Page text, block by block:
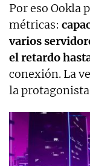
Por eso Ookla
métricas:
varios
el retardo
conexión. La
la